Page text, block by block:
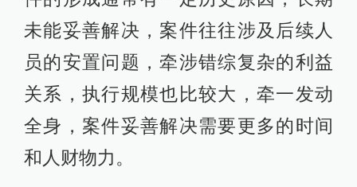
未能妥善解决，案件往往涉及后续人
员的安置问题，牵涉错综复杂的利益
关系，执行规模也比较大，牵一发动
全身，案件妥善解决需要更多的时间
和人财物力。